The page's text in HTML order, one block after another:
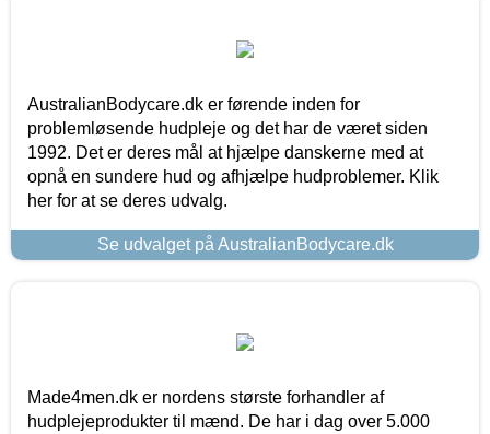
AustralianBodycare.dk er førende inden for
problemløsende hudpleje og det har de været siden
1992. Det er deres mål at hjælpe danskerne med at
opnå en sundere hud og afhjælpe hudproblemer. Klik
her for at se deres udvalg.
Se udvalget på AustralianBodycare.dk
Made4men.dk er nordens største forhandler af
hudplejeprodukter til mænd. De har i dag over 5.000